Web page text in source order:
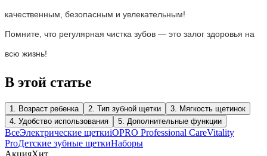
качественным, безопасным и увлекательным!
Помните, что регулярная чистка зубов — это залог здоровья на
всю жизнь!
В этой статье
1. Возраст ребенка 2. Тип зубной щетки
3. Мягкость щетинок
4. Удобство использования
5. Дополнительные функции
ВсеЭлектрические щеткиiOPRO Professional CareVitality
ProДетские зубные щеткиНаборы
АкцияХит